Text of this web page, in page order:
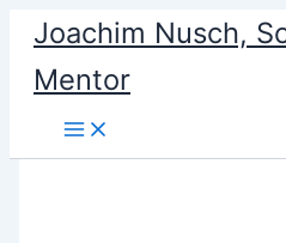
content
Joachim Nusch,
Mentor